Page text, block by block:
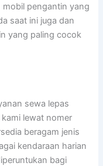
mobil pengantin yang
saat ini juga dan
yang paling cocok
sewa lepas
lewat nomer
beragam jenis
kendaraan harian
bagi